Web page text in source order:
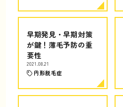
早期発見・早期対策
が鍵！薄毛予防の重
要性
2021.08.21
円形脱毛症